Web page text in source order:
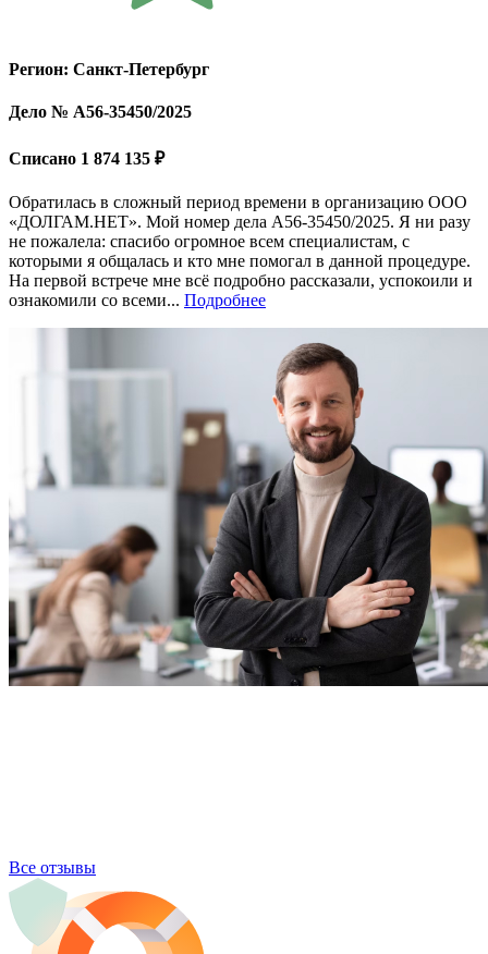
Регион: Санкт-Петербург
Дело № А56-35450/2025
Списано 1 874 135 ₽
Обратилась в сложный период времени в организацию ООО
«ДОЛГАМ.НЕТ». Мой номер дела A56-35450/2025. Я ни разу
не пожалела: спасибо огромное всем специалистам, с
которыми я общалась и кто мне помогал в данной процедуре.
На первой встрече мне всё подробно рассказали, успокоили и
ознакомили со всеми... Подробнее
Все отзывы